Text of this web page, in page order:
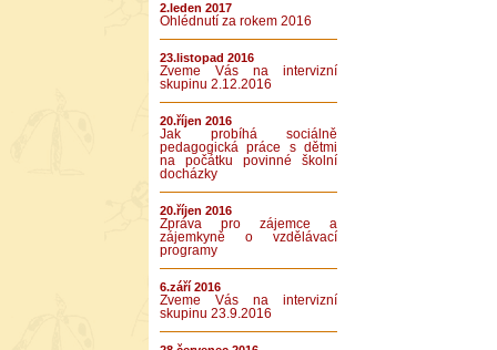
2.leden 2017
Ohlédnutí za rokem 2016
23.listopad 2016
Zveme Vás na intervizní
skupinu 2.12.2016
20.říjen 2016
Jak probíhá sociálně
pedagogická práce s dětmi
na počátku povinné školní
docházky
20.říjen 2016
Zpráva pro zájemce a
zájemkyně o vzdělávací
programy
6.září 2016
Zveme Vás na intervizní
skupinu 23.9.2016